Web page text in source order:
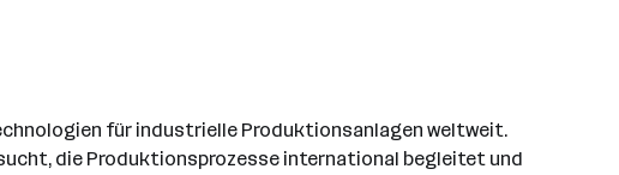
für industrielle Produktionsanlagen weltweit.
die Produktionsprozesse international begleitet und